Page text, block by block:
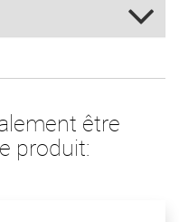
être
produit: